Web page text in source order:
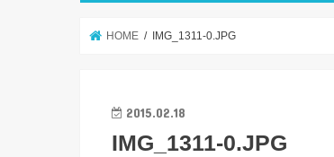
HOME IMG_1311-0.JPG
2015.02.18
IMG_1311-0.JPG